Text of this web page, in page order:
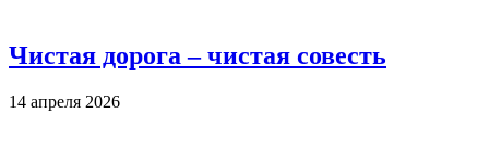
Чистая дорога – чистая совесть
14 апреля 2026